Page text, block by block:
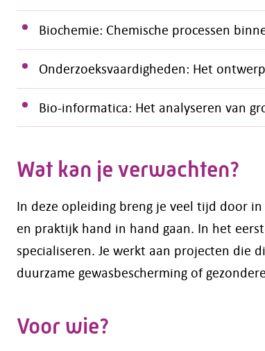
Biochemie: Chemische processen
Onderzoeksvaardigheden: Het
Bio-informatica: Het analyseren van
Wat kan je verwachten?
In deze opleiding breng je veel tijd door
en praktijk hand in hand gaan. In het
specialiseren. Je werkt aan projecten die
duurzame gewasbescherming of
Voor wie?